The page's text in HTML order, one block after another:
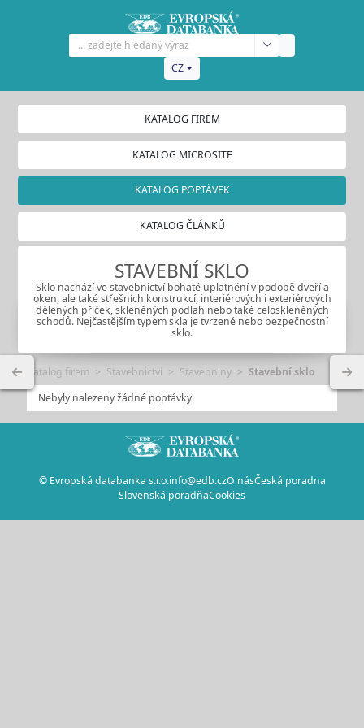
CZ
KATALOG FIREM
KATALOG MICROSITE
KATALOG POPTÁVEK
KATALOG ČLÁNKŮ
STAVEBNÍ SKLO
Sklo nachází ve stavebnictví bohaté uplatnění v podobě dveří a
oken, ale také střešních konstrukcí, interiérových i exteriérových
dělených příček, skleněných podlah nebo také celoskleněných
schodů. Nejčastějším typem skla je tvrzené nebo bezpečnostní
sklo.
Katalog firem Stavebnictví Stavebniny
Stavební sklo
Nebyly nalezeny žádné poptávky.
© Evropská databanka s.r.o.info@edb.czO násČeská poradna
Slovenská poradňaCookies